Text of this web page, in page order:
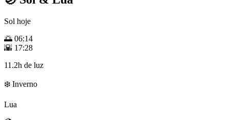
Sol hoje
🌅 06:14
🌇 17:28
11.2h de luz
❄️ Inverno
Lua